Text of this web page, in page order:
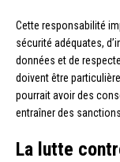
Cette responsabilité
sécurité adéquates,
données et de
doivent être
pourrait avoir des
entraîner des
La lutte